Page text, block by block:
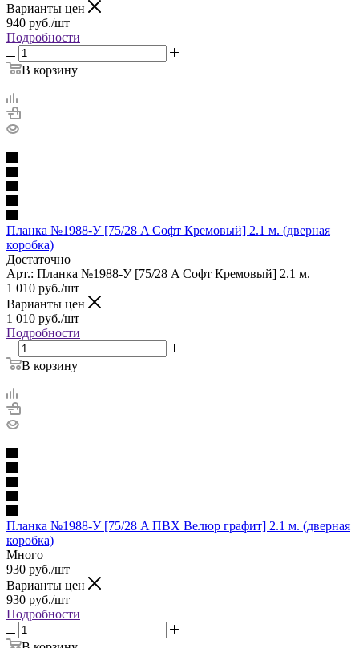
Варианты цен
940 руб./шт
Подробности
В корзину
Планка №1988-У [75/28 A Софт Кремовый] 2.1 м. (дверная
коробка)
Достаточно
Арт.: Планка №1988-У [75/28 A Софт Кремовый] 2.1 м.
1 010 руб./шт
Варианты цен
1 010 руб./шт
Подробности
В корзину
Планка №1988-У [75/28 A ПВХ Велюр графит] 2.1 м. (дверная
коробка)
Много
930 руб./шт
Варианты цен
930 руб./шт
Подробности